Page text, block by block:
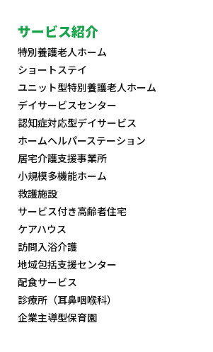
サービス紹介
特別養護老人ホーム
ショートステイ
ユニット型特別養護老人ホーム
デイサービスセンター
認知症対応型デイサービス
ホームヘルパーステーション
居宅介護支援事業所
小規模多機能ホーム
救護施設
サービス付き高齢者住宅
ケアハウス
訪問入浴介護
地域包括支援センター
配食サービス
診療所（耳鼻咽喉科）
企業主導型保育園